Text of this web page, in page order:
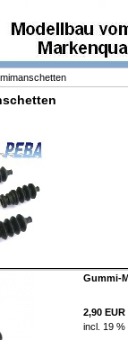
Gummi-
2,90 EUR
incl. 19 %